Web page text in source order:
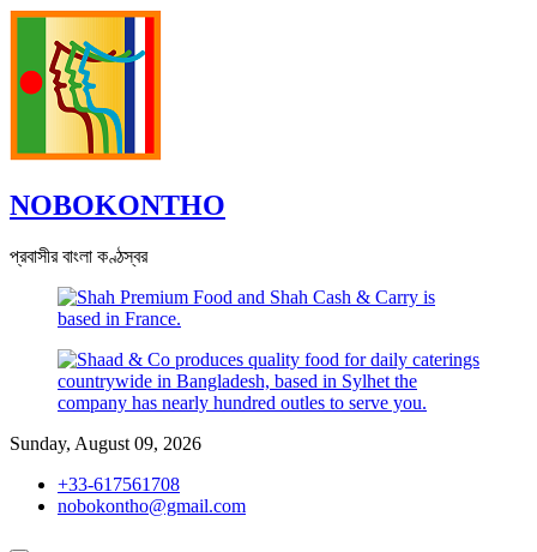
Skip
content
NOBOKONTHO
প্রবাসীর বাংলা কণ্ঠস্বর
Sunday, August 09, 2026
+33-617561708
nobokontho@gmail.com